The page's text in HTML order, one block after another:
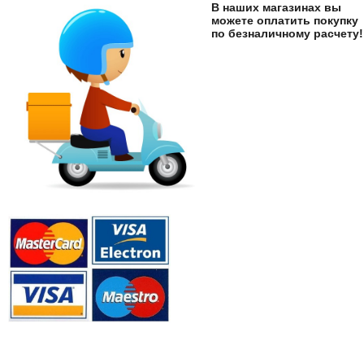
В наших магазинах вы
можете оплатить покупку
по безналичному расчету!